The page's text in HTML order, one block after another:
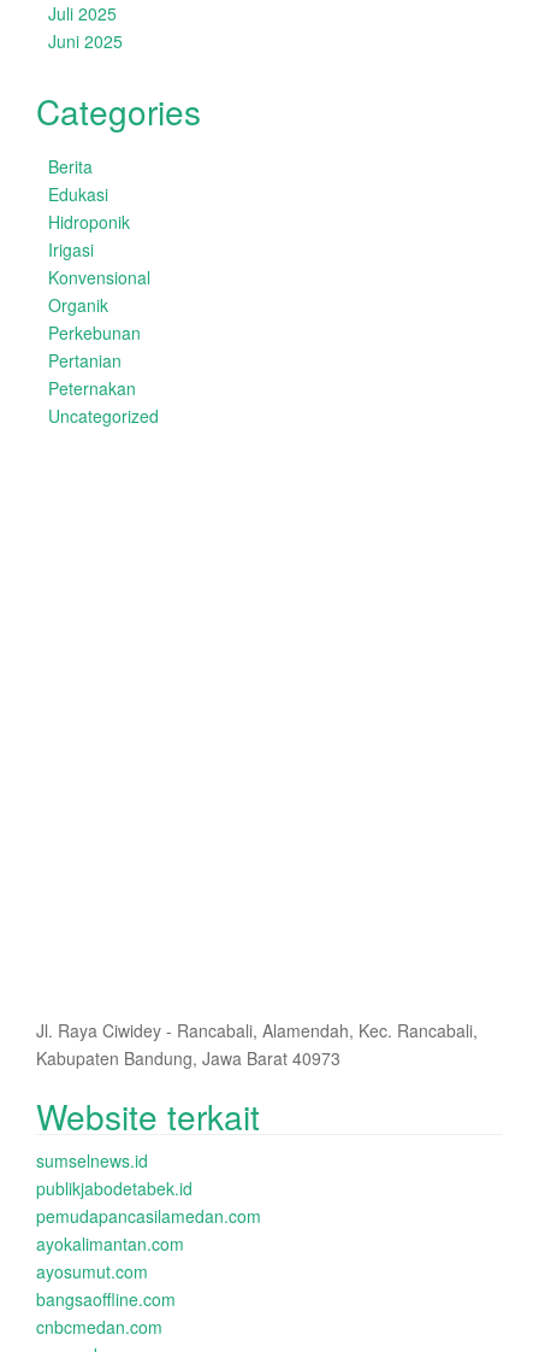
Juli 2025
Juni 2025
Categories
Berita
Edukasi
Hidroponik
Irigasi
Konvensional
Organik
Perkebunan
Pertanian
Peternakan
Uncategorized
Jl. Raya Ciwidey - Rancabali, Alamendah, Kec. Rancabali,
Kabupaten Bandung, Jawa Barat 40973
Website terkait
sumselnews.id
publikjabodetabek.id
pemudapancasilamedan.com
ayokalimantan.com
ayosumut.com
bangsaoffline.com
cnbcmedan.com